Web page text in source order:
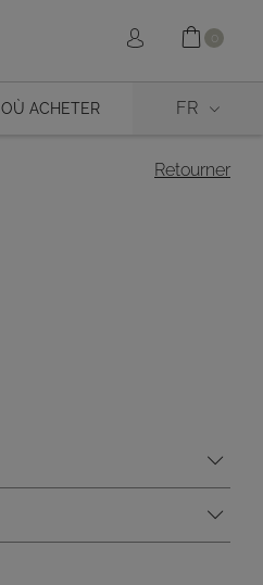
Sign in 0
OÙ ACHETER FR
Retourner